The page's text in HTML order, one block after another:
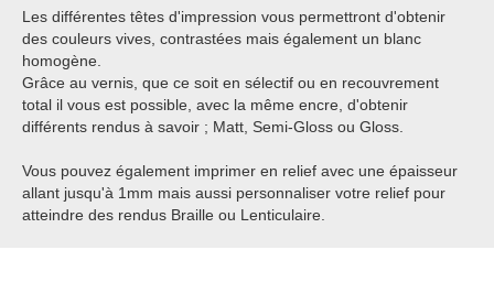
Les différentes têtes d'impression vous permettront d'obtenir
des couleurs vives, contrastées mais également un blanc
homogène.
Grâce au vernis, que ce soit en sélectif ou en recouvrement
total il vous est possible, avec la même encre, d'obtenir
différents rendus à savoir ; Matt, Semi-Gloss ou Gloss.
Vous pouvez également imprimer en relief avec une épaisseur
allant jusqu'à 1mm mais aussi personnaliser votre relief pour
atteindre des rendus Braille ou Lenticulaire.